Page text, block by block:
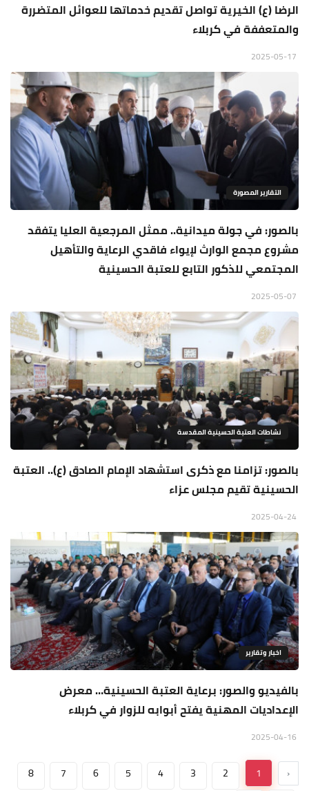
الرضا (ع) الخيرية تواصل تقديم خدماتها للعوائل المتضررة
والمتعففة في كربلاء
التقارير المصورة
بالصور: في جولة ميدانية.. ممثل المرجعية العليا يتفقد
مشروع مجمع الوارث لإيواء فاقدي الرعاية والتأهيل
المجتمعي للذكور التابع للعتبة الحسينية
نشاطات العتبة الحسينية المقدسة
بالصور: تزامنا مع ذكرى استشهاد الإمام الصادق (ع).. العتبة
الحسينية تقيم مجلس عزاء
اخبار وتقارير
بالفيديو والصور: برعاية العتبة الحسينية… معرض
الإعداديات المهنية يفتح أبوابه للزوار في كربلاء
‹
1
2
3
4
5
6
7
8